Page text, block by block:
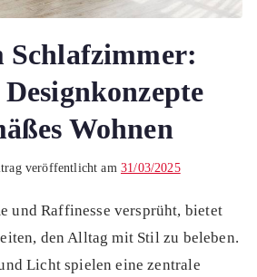
Schlafzimmer:
Wohnen
veröffentlicht am 31/03/2025
und Raffinesse versprüht, bietet
den Alltag mit Stil zu beleben.
Licht spielen eine zentrale